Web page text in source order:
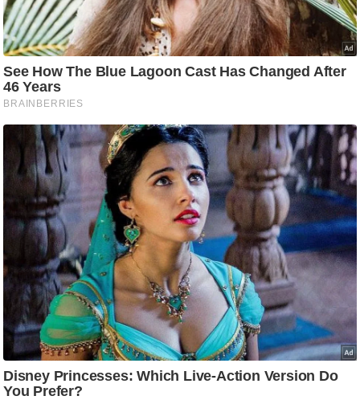
स्खे
प
र्य
ट
न
ल
फि
ट
ने
स
त्रा
रि
ले
श
न
शि